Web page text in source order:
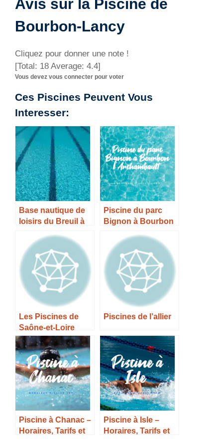
Avis sur la Piscine de
Bourbon-Lancy
Cliquez pour donner une note !
[Total: 18 Average: 4.4]
Vous devez vous connecter pour voter
Ces Piscines Peuvent Vous
Interesser:
Base nautique de
loisirs du Breuil à
Horaires, Tarifs et
Infos –
Piscine du parc
Bignon à Bourbon
Horaires, Tarifs et
Infos –
Les Piscines de
Saône-et-Loire
Piscines de l’allier
Piscine à Chanac –
Horaires, Tarifs et
Piscine à Isle –
Horaires, Tarifs et